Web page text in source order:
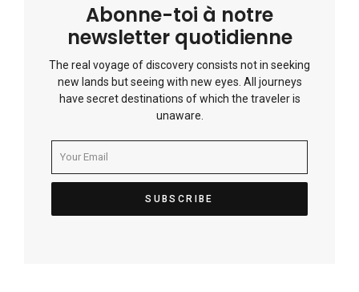
Abonne-toi à notre
newsletter quotidienne
The real voyage of discovery consists not in seeking
new lands but seeing with new eyes. All journeys
have secret destinations of which the traveler is
unaware.